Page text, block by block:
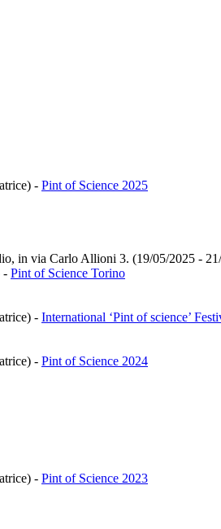
- Pint of Science 2025
in via Carlo Allioni 3. (19/05/2025 -
- Pint of Science Torino
- International ‘Pint of science’
- Pint of Science 2024
- Pint of Science 2023